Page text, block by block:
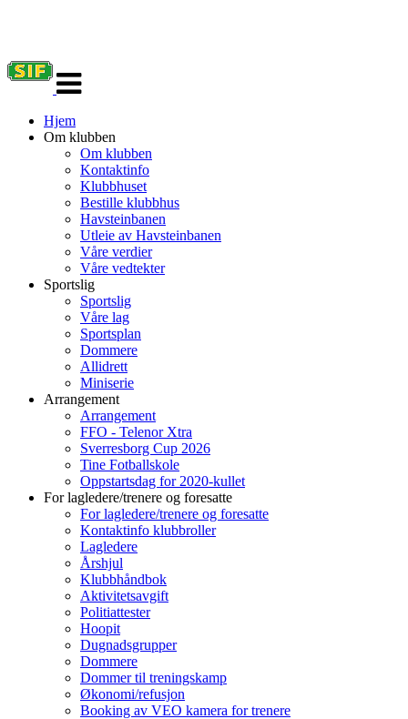
navigasjon
Hjem
Om klubben
Om klubben
Kontaktinfo
Klubbhuset
Bestille klubbhus
Havsteinbanen
Utleie av Havsteinbanen
Våre verdier
Våre vedtekter
Sportslig
Sportslig
Våre lag
Sportsplan
Dommere
Allidrett
Miniserie
Arrangement
Arrangement
FFO - Telenor Xtra
Sverresborg Cup 2026
Tine Fotballskole
Oppstartsdag for 2020-kullet
For lagledere/trenere og foresatte
For lagledere/trenere og foresatte
Kontaktinfo klubbroller
Lagledere
Årshjul
Klubbhåndbok
Aktivitetsavgift
Politiattester
Hoopit
Dugnadsgrupper
Dommere
Dommer til treningskamp
Økonomi/refusjon
Booking av VEO kamera for trenere